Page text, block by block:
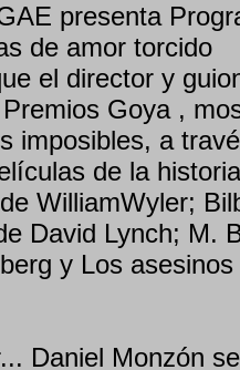
presenta
de amor torcido
el director y
Goya ,
imposibles, a
de la
WilliamWyler;
David Lynch; M.
y Los
Daniel Monzón